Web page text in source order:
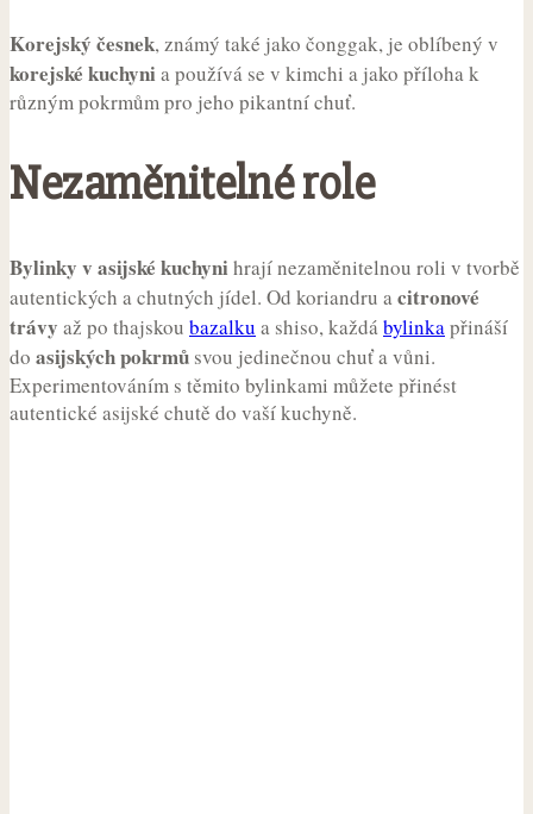
Korejský česnek, známý také jako čonggak, je oblíbený v
korejské kuchynia používá se v kimchi a jako příloha k
různým pokrmům pro jeho pikantní chuť.
Nezaměnitelné role
Bylinky v asijské kuchynihrají nezaměnitelnou roli v tvorbě
autentických a chutných jídel. Od koriandru acitronové
trávy až po thajskou bazalku a shiso, každábylinkapřináší
do asijských pokrmů svou jedinečnou chuť a vůni.
Experimentováním s těmito bylinkami můžete přinést
autentické asijské chutě do vaší kuchyně.